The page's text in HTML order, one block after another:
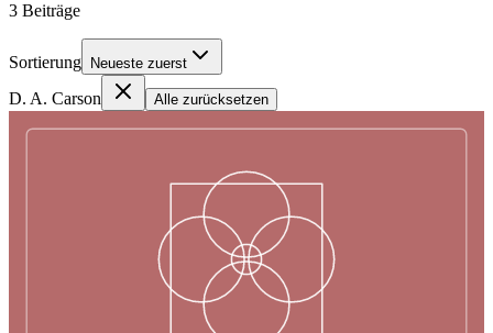
3 Beiträge
Sortierung Neueste zuerst
D. A. Carson Alle zurücksetzen